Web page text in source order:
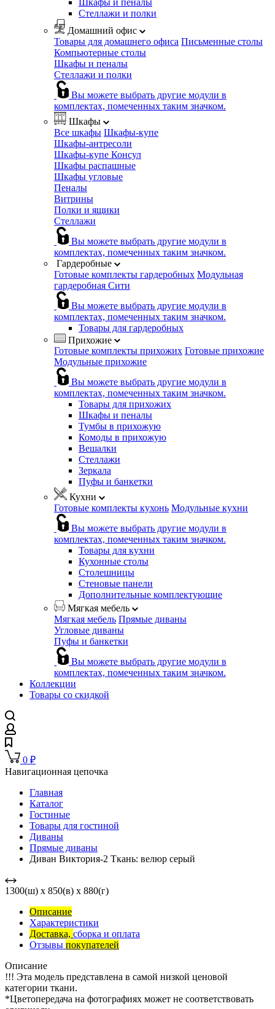
Шкафы и пеналы
Стеллажи и полки
Домашний офис
Товары для домашнего офиса Письменные столы
Компьютерные столы
Шкафы и пеналы
Стеллажи и полки
Вы можете выбрать другие модули в
комплектах, помеченных таким значком.
Шкафы
Все шкафы Шкафы-купе
Шкафы-антресоли
Шкафы-купе Консул
Шкафы распашные
Шкафы угловые
Пеналы
Витрины
Полки и ящики
Стеллажи
Вы можете выбрать другие модули в
комплектах, помеченных таким значком.
Гардеробные
Готовые комплекты гардеробных Модульная
гардеробная Сити
Вы можете выбрать другие модули в
комплектах, помеченных таким значком.
Товары для гардеробных
Прихожие
Готовые комплекты прихожих Готовые прихожие
Модульные прихожие
Вы можете выбрать другие модули в
комплектах, помеченных таким значком.
Товары для прихожих
Шкафы и пеналы
Тумбы в прихожую
Комоды в прихожую
Вешалки
Стеллажи
Зеркала
Пуфы и банкетки
Кухни
Готовые комплекты кухонь Модульные кухни
Вы можете выбрать другие модули в
комплектах, помеченных таким значком.
Товары для кухни
Кухонные столы
Столешницы
Стеновые панели
Дополнительные комплектующие
Мягкая мебель
Мягкая мебель Прямые диваны
Угловые диваны
Пуфы и банкетки
Вы можете выбрать другие модули в
комплектах, помеченных таким значком.
Коллекции
Товары со скидкой
0 ₽
Навигационная цепочка
Главная
Каталог
Гостиные
Товары для гостиной
Диваны
Прямые диваны
Диван Виктория-2 Ткань: велюр серый
1300(ш) x 850(в) x 880(г)
Описание
Характеристики
Доставка, сборка и оплата
Отзывы покупателей
Описание
!!! Эта модель представлена в самой низкой ценовой
категории ткани.
*Цветопередача на фотографиях может не соответствовать